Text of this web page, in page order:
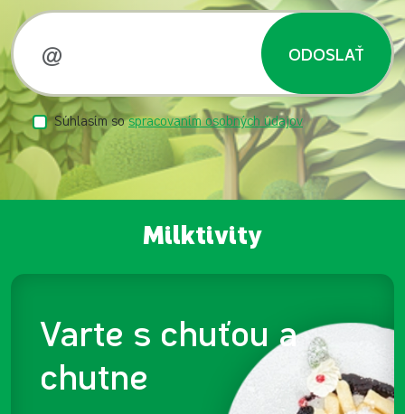
ODOSLAŤ
Súhlasím sospracovaním osobných údajov
Milktivity
Varte s chuťou a
chutne